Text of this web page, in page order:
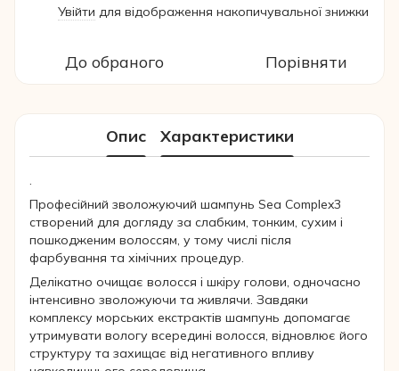
Увійти для відображення накопичувальної знижки
До обраного Порівняти
Опис Характеристики
.
Професійний зволожуючий шампунь Sea Complex3
створений для догляду за слабким, тонким, сухим і
пошкодженим волоссям, у тому числі після
фарбування та хімічних процедур.
Делікатно очищає волосся і шкіру голови, одночасно
інтенсивно зволожуючи та живлячи. Завдяки
комплексу морських екстрактів шампунь допомагає
утримувати вологу всередині волосся, відновлює його
структуру та захищає від негативного впливу